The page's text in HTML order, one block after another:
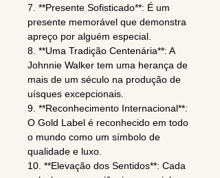
7. **Presente Sofisticado**: É um
presente memorável que demonstra
apreço por alguém especial.
8. **Uma Tradição Centenária**: A
Johnnie Walker tem uma herança de
mais de um século na produção de
uísques excepcionais.
9. **Reconhecimento Internacional**:
O Gold Label é reconhecido em todo
o mundo como um símbolo de
qualidade e luxo.
10. **Elevação dos Sentidos**: Cada